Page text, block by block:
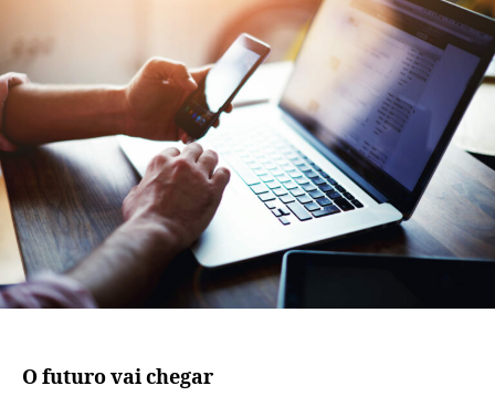
O futuro vai chegar